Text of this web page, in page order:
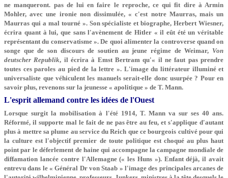
ne manqueront. pas de lui en faire le reproche, ce qui fit dire à Armin
Mohler, avec une ironie non dissimulée, « c'est notre Maurras, mais un
Maurras qui a mal tourné ». Son spécialiste et biographe, Herbert Wiesner,
écrira quant à lui, que sans l'avènement de Hitler « il eût été un véritable
représentant du conservatisme ». De quoi alimenter la controverse quand on
songe que de son discours de soutien au jeune régime de Weimar, Von
deutscher Republik, il écrira à Emst Bertram qu'« il ne faut pas prendre
toutes ces paroles au pied de la lettre ». L'image du littérateur illuminé et
universaliste que véhiculent les manuels serait-elle donc usurpée ? Pour en
savoir plus, revenons sur la jeunesse « apolitique » de T. Mann.
L'esprit allemand contre les idées de l'Ouest
Lorsque surgit la mobilisation à l'été 1914, T. Mann va sur ses 40 ans.
Réformé, il supporte mal le fait de ne pas être au feu, et s'applique d'autant
plus à mettre sa plume au service du Reich que ce bourgeois cultivé pour qui
la culture est l'objectif premier de toute politique est choqué au plus haut
point par le déferlement de haine qui accompagne la campagne mondiale de
diffamation lancée contre l'Allemagne (« les Huns »). Enfant déjà, il avait
entrevu dans le « Général Dr von Staab » l'image des principales arcanes de